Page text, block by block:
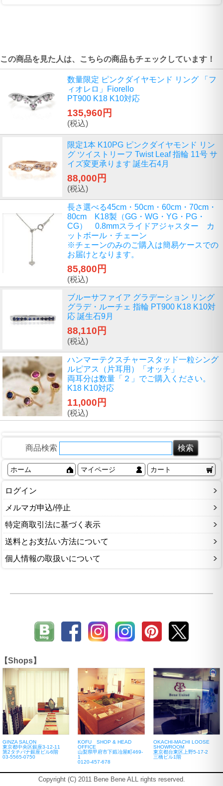
この商品を見た人は、こちらの商品もチェックしています！
数量限定 ピンクダイヤモンド リング 「フ
ィオレロ」Fiorello
PT900 K18 K10対応
135,960円
(税込)
限定1本 K10PG ピンクダイヤモンド リン
グ ツイストリーフ Twist Leaf 指輪 11号 サ
イズ変更承ります 誕生石4月
88,000円
(税込)
長さ選べる45cm・50cm・60cm・70cm・
80cm K18製（GG・WG・YG・PG・
CG） 0.8mmスライドアジャスター カ
ットボール・チェーン
※チェーンのみのご購入は簡易ケースでの
お届けとなります。
85,800円
(税込)
ブルーサファイア グラデーション リング
グラデ・ルーチェ 指輪 PT900 K18 K10対
応 誕生石9月
88,110円
(税込)
ハンマーテクスチャースタッド一粒シング
ルピアス（片耳用）「オッチ」
両耳分は数量「２」でご購入ください。
K18 K10対応
11,000円
(税込)
商品検索
ホーム マイページ カート
ログイン
メルマガ申込/停止
特定商取引法に基づく表示
送料とお支払い方法について
個人情報の取扱いについて
【Shops】
GINZA SALON
東京都中央区銀座3-12-11
第2タチバナ銀座ビル6階
03-5565-0750
KOFU SHOP & HEAD
OFFICE
山梨県甲府市下鍛冶屋町469-
1
0120-457-678
OKACHI-MACHI LOOSE
SHOWROOM
東京都台東区上野5-17-2
三橋ビル1階
Copyright (C) 2011 Bene Bene ALL rights reserved.